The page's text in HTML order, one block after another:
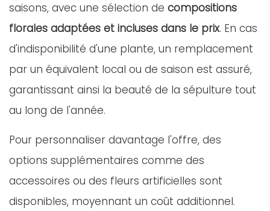
saisons, avec une sélection de compositions
florales adaptées et incluses dans le prix. En cas
d'indisponibilité d'une plante, un remplacement
par un équivalent local ou de saison est assuré,
garantissant ainsi la beauté de la sépulture tout
au long de l'année.
Pour personnaliser davantage l'offre, des
options supplémentaires comme des
accessoires ou des fleurs artificielles sont
disponibles, moyennant un coût additionnel.